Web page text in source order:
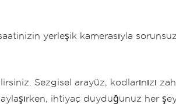
yerleşik kamerasıyla
Sezgisel arayüz, kodlarınızı
ihtiyaç duyduğunuz her